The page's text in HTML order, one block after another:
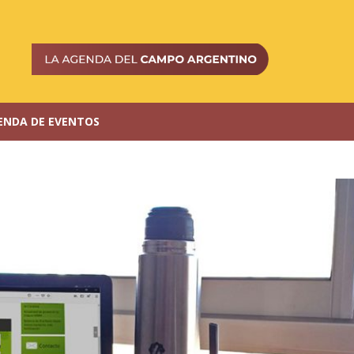
DE EVENTOS